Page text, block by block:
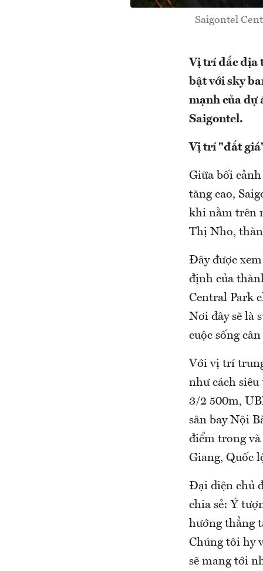
Saigontel
Vị trí đắc địa
bật với sky
mạnh của dự
Saigontel.
Vị trí "đắt
Giữa bối
tăng cao,
khi nằm trên
Thị Nho,
Đây được
định của
Central Park
Nơi đây sẽ là
cuộc sống
Với vị trí
như cách
3/2 500m,
sân bay Nội
điểm trong
Giang, Quốc
Đại diện chủ
chia sẻ: Ý
hướng thẳng
Chúng tôi hy
sẽ mang tới